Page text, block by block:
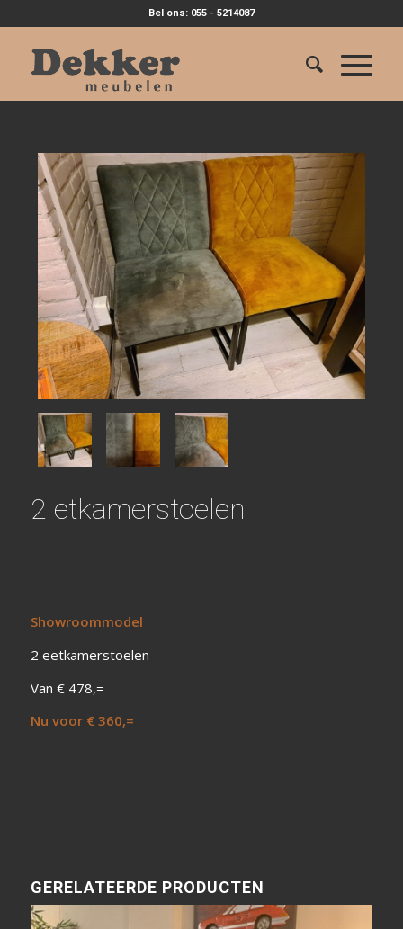
Bel ons: 055 - 5214087
2 etkamerstoelen
Showroommodel
2 eetkamerstoelen
Van € 478,=
Nu voor € 360,=
GERELATEERDE PRODUCTEN